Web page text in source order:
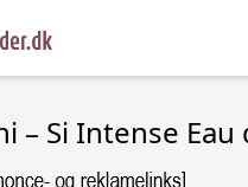
– Si Intense